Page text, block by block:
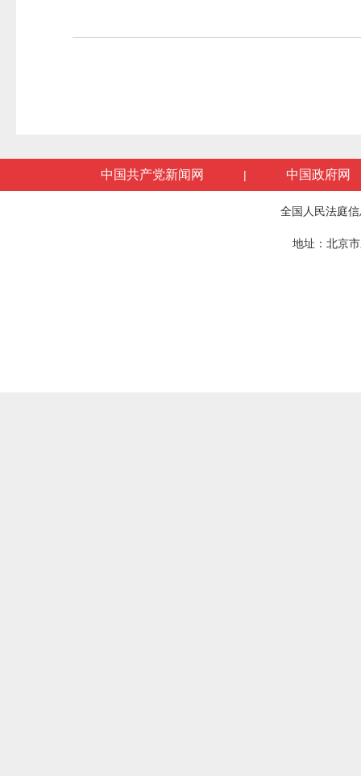
中国共产党新闻网 | 中国政府网
全国人民法庭
地址：北京